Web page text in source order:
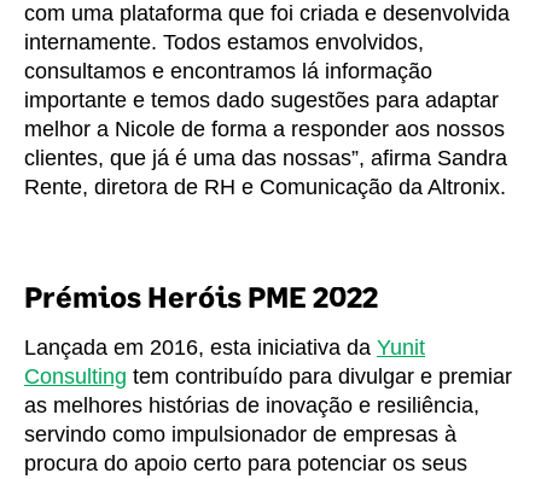
com uma plataforma que foi criada e desenvolvida
internamente. Todos estamos envolvidos,
consultamos e encontramos lá informação
importante e temos dado sugestões para adaptar
melhor a Nicole de forma a responder aos nossos
clientes, que já é uma das nossas”, afirma Sandra
Rente, diretora de RH e Comunicação da Altronix.
Prémios Heróis PME 2022
Lançada em 2016, esta iniciativa da Yunit
Consulting tem contribuído para divulgar e premiar
as melhores histórias de inovação e resiliência,
servindo como impulsionador de empresas à
procura do apoio certo para potenciar os seus